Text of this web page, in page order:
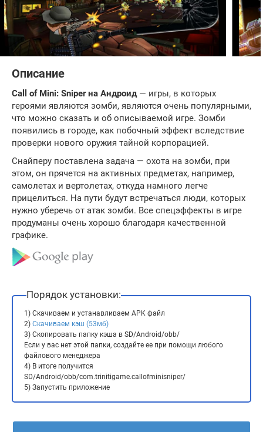
Описание
Call of Mini: Sniper на Андроид— игры, в которых
героями являются зомби, являются очень популярными,
что можно сказать и об описываемой игре. Зомби
появились в городе, как побочный эффект вследствие
проверки нового оружия тайной корпорацией.
Снайперу поставлена задача — охота на зомби, при
этом, он прячется на активных предметах, например,
самолетах и вертолетах, откуда намного легче
прицелиться. На пути будут встречаться люди, которых
нужно уберечь от атак зомби. Все спецэффекты в игре
продуманы очень хорошо благодаря качественной
графике.
Порядок установки:
1) Скачиваем и устанавливаем APK файл
2) Скачиваем кэш (53мб)
3) Скопировать папку кэша в SD/Android/obb/
Если у вас нет этой папки, создайте ее при помощи любого
файлового менеджера
4) В итоге получится
SD/Android/obb/com.trinitigame.callofminisniper/
5) Запустить приложение